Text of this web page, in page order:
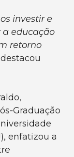
investir e
educação
retorno
Graduação
enfatizou a